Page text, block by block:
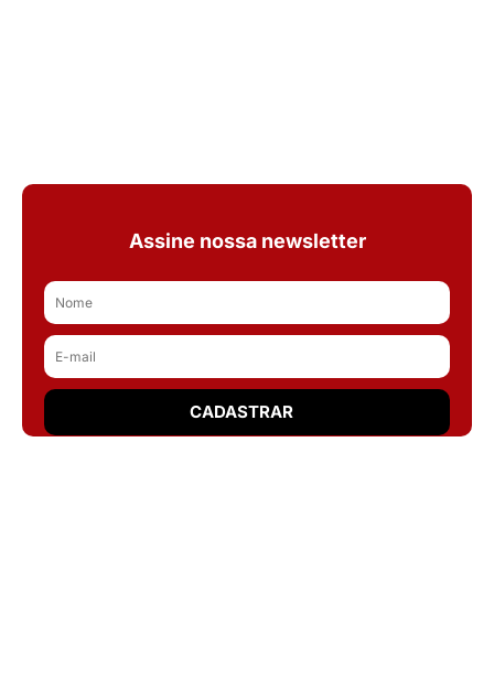
Assine nossa newsletter